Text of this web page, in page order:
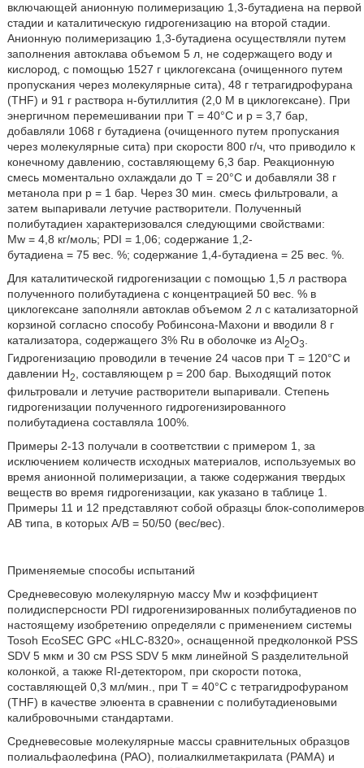
включающей анионную полимеризацию 1,3-бутадиена на первой
стадии и каталитическую гидрогенизацию на второй стадии.
Анионную полимеризацию 1,3-бутадиена осуществляли путем
заполнения автоклава объемом 5 л, не содержащего воду и
кислород, с помощью 1527 г циклогексана (очищенного путем
пропускания через молекулярные сита), 48 г тетрагидрофурана
(THF) и 91 г раствора н-бутиллития (2,0 М в циклогексане). При
энергичном перемешивании при T = 40°C и p = 3,7 бар,
добавляли 1068 г бутадиена (очищенного путем пропускания
через молекулярные сита) при скорости 800 г/ч, что приводило к
конечному давлению, составляющему 6,3 бар. Реакционную
смесь моментально охлаждали до T = 20°C и добавляли 38 г
метанола при p = 1 бар. Через 30 мин. смесь фильтровали, а
затем выпаривали летучие растворители. Полученный
полибутадиен характеризовался следующими свойствами:
Mw = 4,8 кг/моль; PDI = 1,06; содержание 1,2-
бутадиена = 75 вес. %; содержание 1,4-бутадиена = 25 вес. %.
Для каталитической гидрогенизации с помощью 1,5 л раствора
полученного полибутадиена с концентрацией 50 вес. % в
циклогексане заполняли автоклав объемом 2 л с катализаторной
корзиной согласно способу Робинсона-Махони и вводили 8 г
катализатора, содержащего 3% Ru в оболочке из Al2O3
Гидрогенизацию проводили в течение 24 часов при T = 120°C и
давлении H2
, составляющем p = 200 бар. Выходящий поток
фильтровали и летучие растворители выпаривали. Степень
гидрогенизации полученного гидрогенизированного
полибутадиена составляла 100%.
Примеры 2-13 получали в соответствии с примером 1, за
исключением количеств исходных материалов, используемых во
время анионной полимеризации, а также содержания твердых
веществ во время гидрогенизации, как указано в таблице 1.
Примеры 11 и 12 представляют собой образцы блок-сoполимеров
AB типа, в которых A/B = 50/50 (вес/вес).
Применяемые способы испытаний
Средневесовую молекулярную массу Mw и коэффициент
полидисперсности PDI гидрогенизированных полибутадиенов по
настоящему изобретению определяли с применением системы
Tosoh EcoSEC GPC «HLC-8320», оснащенной предколонкой PSS
SDV 5 мкм и 30 см PSS SDV 5 мкм линейной S разделительной
колонкой, а также RI-детектором, при скорости потока,
составляющей 0,3 мл/мин., при T = 40°C с тетрагидрофураном
(THF) в качестве элюента в сравнении с полибутадиеновыми
калибровочными стандартами.
Средневесовые молекулярные массы сравнительных образцов
полиальфаолефина (PAO), полиалкилметакрилата (PAMA) и